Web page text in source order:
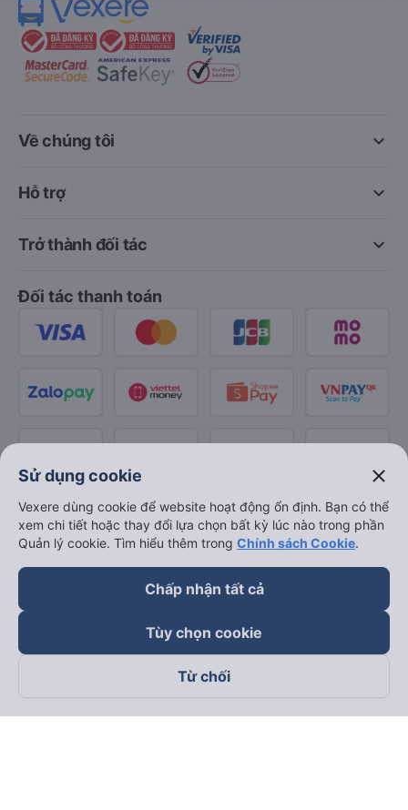
keyboard_arrow_down
Về chúng tôi
keyboard_arrow_down
Hỗ trợ
keyboard_arrow_down
Trở thành đối tác
Đối tác thanh toán
Theo dõi chúng tôi trên
Sử dụng cookie close
Vexere dùng cookie để website hoạt động ổn định. Bạn có thể
xem chi tiết hoặc thay đổi lựa chọn bất kỳ lúc nào trong phần
Quản lý cookie. Tìm hiểu thêm trong Chính sách Cookie.
Chấp nhận tất cả
Tùy chọn cookie
Từ chối